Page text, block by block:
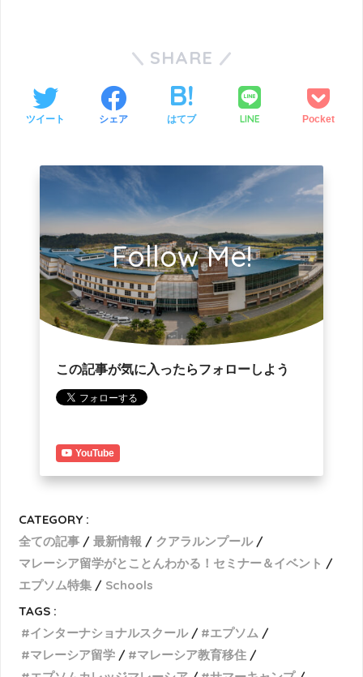
SHARE
ツイート シェア はてブ LINE Pocket
Follow Me!
この記事が気に入ったらフォローしよう
YouTube
CATEGORY :
全ての記事
最新情報
クアラルンプール
マレーシア留学がとことんわかる！セミナー＆イベント
エプソム特集
Schools
TAGS :
インターナショナルスクール
エプソム
マレーシア留学
マレーシア教育移住